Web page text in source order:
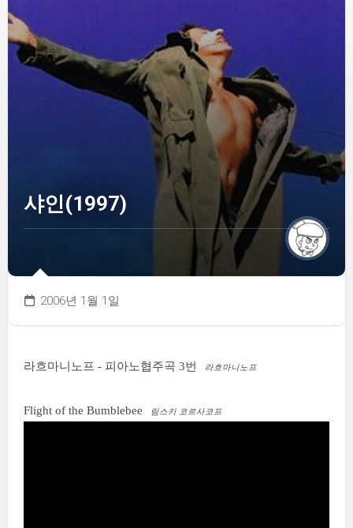
샤인(1997)
2006년 1월 1일
라흐마니노프 - 피아노협주곡 3번 라흐마니노프
Flight of the Bumblebee 림스키 코르사코프